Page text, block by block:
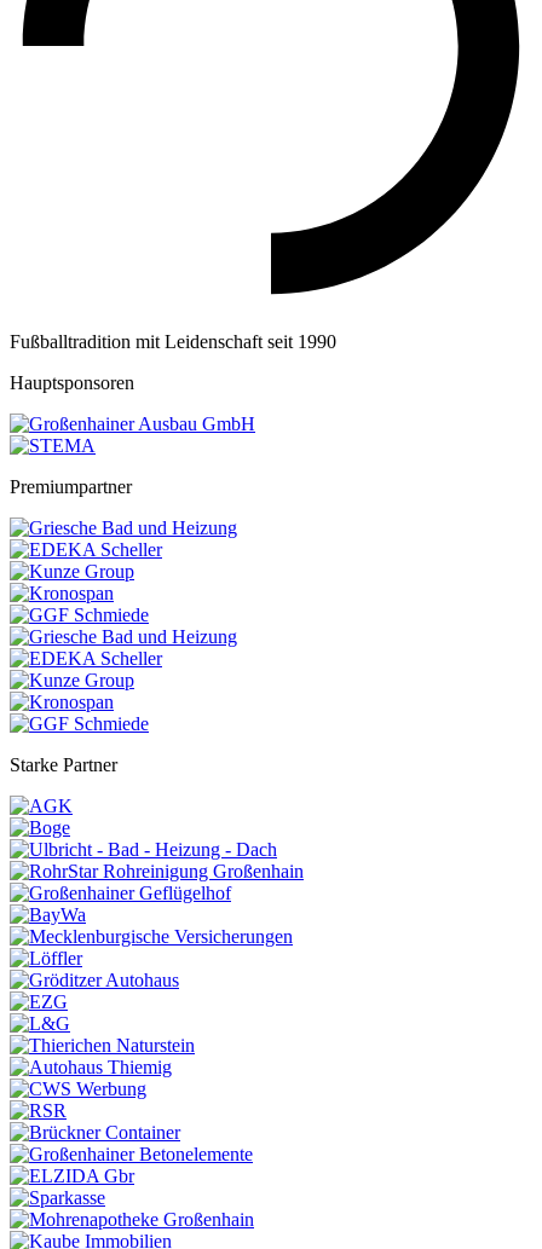
Fußballtradition mit Leidenschaft seit 1990
Hauptsponsoren
Premiumpartner
Starke Partner